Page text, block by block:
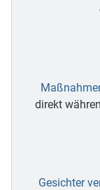
direkt
Gesichter